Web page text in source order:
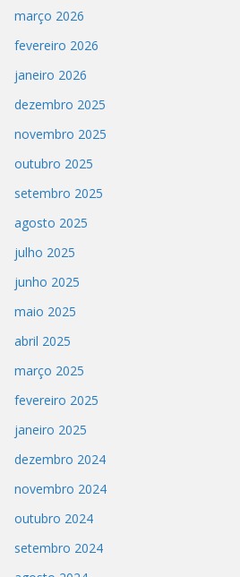
março 2026
fevereiro 2026
janeiro 2026
dezembro 2025
novembro 2025
outubro 2025
setembro 2025
agosto 2025
julho 2025
junho 2025
maio 2025
abril 2025
março 2025
fevereiro 2025
janeiro 2025
dezembro 2024
novembro 2024
outubro 2024
setembro 2024